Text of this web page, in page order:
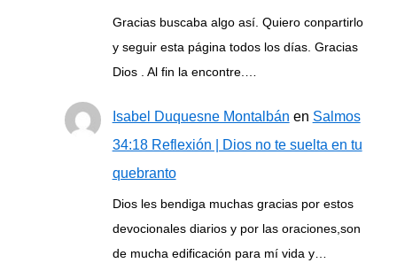
Gracias buscaba algo así. Quiero conpartirlo
y seguir esta página todos los días. Gracias
Dios . Al fin la encontre.…
Isabel Duquesne Montalbán en Salmos
34:18 Reflexión | Dios no te suelta en tu
quebranto
Dios les bendiga muchas gracias por estos
devocionales diarios y por las oraciones,son
de mucha edificación para mí vida y…